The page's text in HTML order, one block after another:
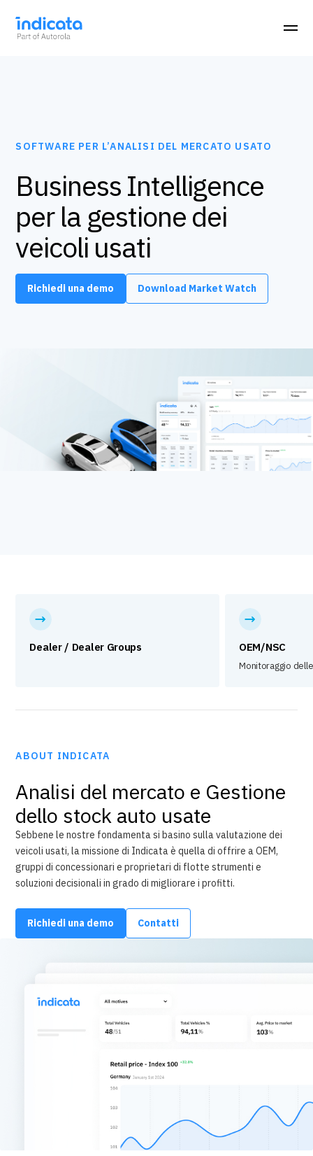
SOFTWARE PER L’ANALISI DEL MERCATO USATO
Business Intelligence
per la gestione dei
veicoli usati
Richiedi una demo Download Market Watch
Dealer / Dealer Groups OEM/NSC
Monitoraggio
ABOUT INDICATA
Analisi del mercato e Gestione
dello stock auto usate
Sebbene le nostre fondamenta si basino sulla valutazione dei
veicoli usati, la missione di Indicata è quella di offrire a OEM,
gruppi di concessionari e proprietari di flotte strumenti e
soluzioni decisionali in grado di migliorare i profitti.
Richiedi una demo Contatti